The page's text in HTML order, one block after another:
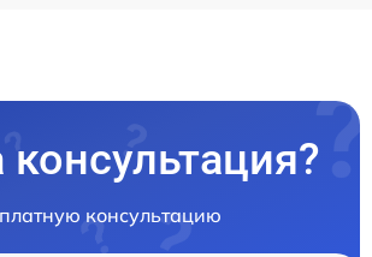
консультацию